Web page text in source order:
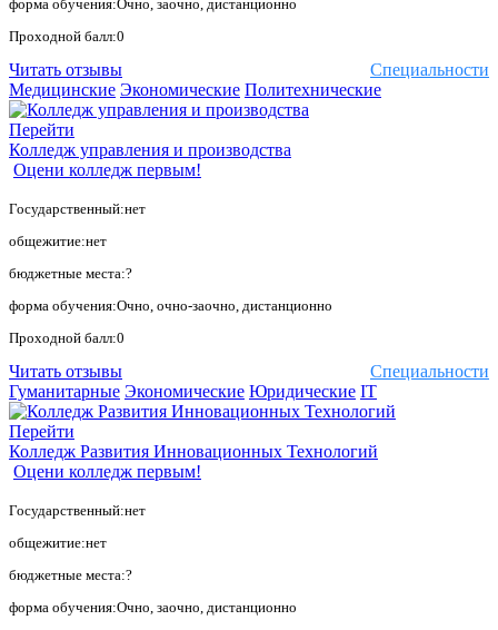
форма обучения:Очно, заочно, дистанционно
Проходной балл:0
Специальности
Читать отзывы
Медицинские Экономические Политехнические
Перейти
Колледж управления и производства
Оцени колледж первым!
Государственный:нет
общежитие:нет
бюджетные места:?
форма обучения:Очно, очно-заочно, дистанционно
Проходной балл:0
Специальности
Читать отзывы
Гуманитарные Экономические Юридические IT
Перейти
Колледж Развития Инновационных Технологий
Оцени колледж первым!
Государственный:нет
общежитие:нет
бюджетные места:?
форма обучения:Очно, заочно, дистанционно